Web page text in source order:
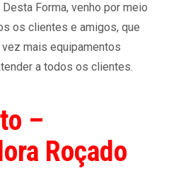
Forma, venho por meio
os clientes e amigos, que
mais equipamentos
a todos os clientes.
–
Roçado